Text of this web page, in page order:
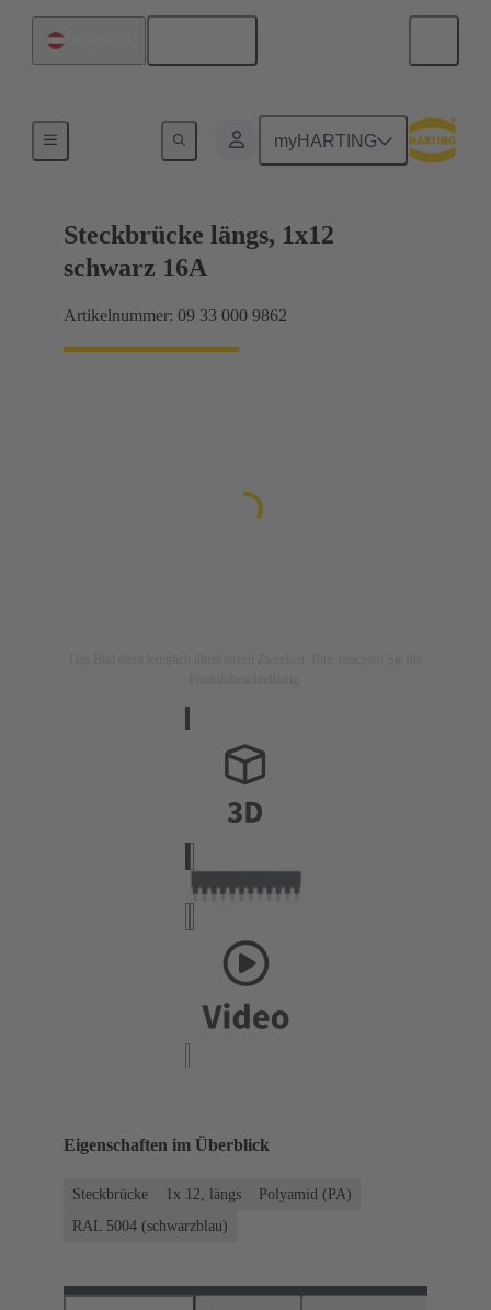
myHARTING
Han® ES Press Steckbrücken
Steckbrücke längs, 1x12
schwarz 16A
Artikelnummer: 09 33 000 9862
Eigenschaften im Überblick
Steckbrücke 1x 12, längs
Polyamid (PA)
RAL 5004 (schwarzblau)